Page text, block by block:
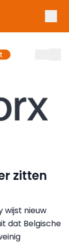
zitten
wijst nieuw
dat Belgische